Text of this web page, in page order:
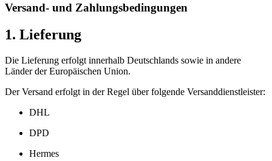
Versand- und Zahlungsbedingungen
1. Lieferung
Die Lieferung erfolgt innerhalb Deutschlands sowie in andere
Länder der Europäischen Union.
Der Versand erfolgt in der Regel über folgende Versanddienstleister:
DHL
DPD
Hermes